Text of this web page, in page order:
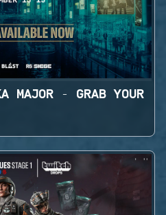
MAJOR - GRAB YOUR